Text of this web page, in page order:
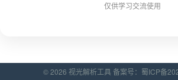
仅供学习交流使用
© 2026 视光解析工具 备案号： 蜀ICP备